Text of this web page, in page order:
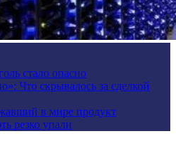
стало опасно
Что скрывалось за сделкой
в мире продукт
резко упали